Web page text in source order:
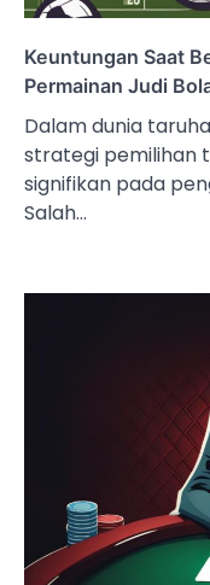
Keuntungan Saat
Permainan Judi
Dalam dunia
strategi pemilihan
signifikan pada
Salah…